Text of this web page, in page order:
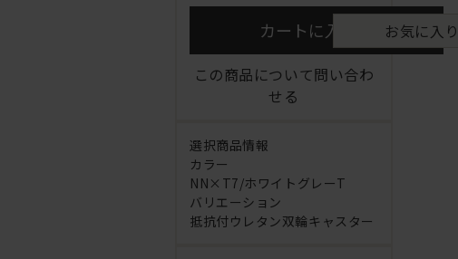
カートに入れる お気に入
この商品について問い合わ
せる
選択商品情報
カラー
NN×T7/ホワイトグレーT
バリエーション
抵抗付ウレタン双輪キャスター